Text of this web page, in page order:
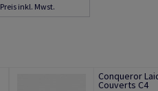
Preis inkl. Mwst.
Conqueror
Couverts C4